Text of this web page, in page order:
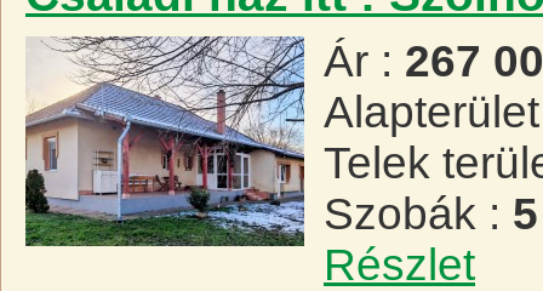
Ár : 267
Telek
Szobák : 5
Részlet